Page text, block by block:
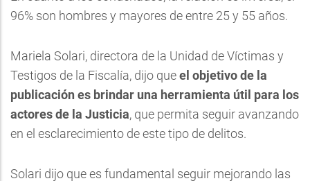
96% son hombres y mayores de entre 25 y 55 años.
Mariela Solari, directora de la Unidad de Víctimas y
Testigos de la Fiscalía, dijo queel objetivo de la
publicación es brindar una herramienta útil para los
actores de la Justicia, que permita seguir avanzando
en el esclarecimiento de este tipo de delitos.
Solari dijo que es fundamental seguir mejorando las